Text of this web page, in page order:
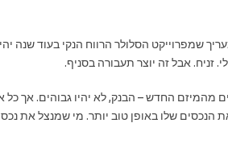
שמפרוייקט הסלולר הרווח הנקי בעוד שנה
זניח. אבל זה יוצר תעבורה בסניף.
מהמיזם החדש – הבנק, לא יהיו גבוהים. אך כל
הנכסים שלו באופן טוב יותר. מי שמנצל את